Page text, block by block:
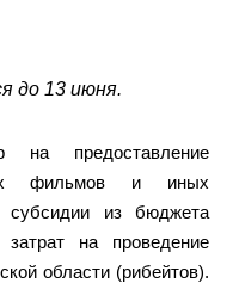
до 13 июня.
на предоставление
фильмов и иных
субсидии из бюджета
на проведение
области (рибейтов).